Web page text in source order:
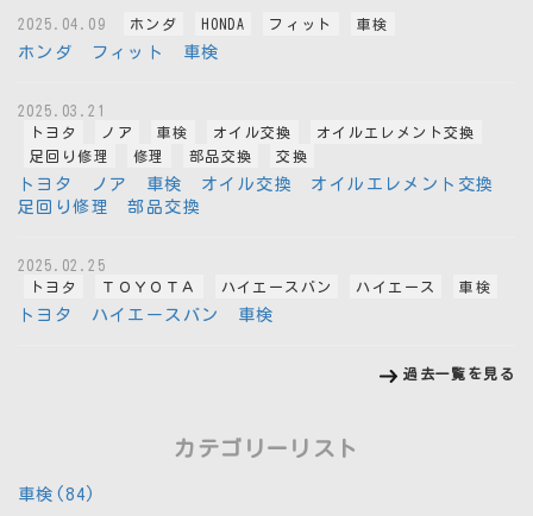
2025.04.09 ホンダ HONDA フィット 車検
ホンダ フィット 車検
2025.03.21
トヨタ
ノア 車検 オイル交換
オイルエレメント交換
足回り修理
修理 部品交換 交換
トヨタ ノア 車検 オイル交換 オイルエレメント交換
足回り修理 部品交換
2025.02.25
トヨタ
ＴＯＹＯＴＡ ハイエースバン ハイエース 車検
トヨタ ハイエースバン 車検
過去一覧を見る
カテゴリーリスト
車検(84)